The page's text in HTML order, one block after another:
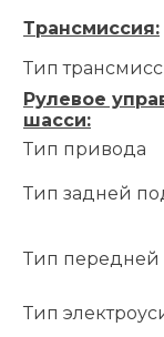
Трансмиссия:
Тип
Рулевое
шасси:
Тип привода
Тип задней
Тип передней
Тип